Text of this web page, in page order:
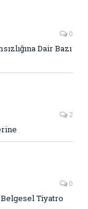
0
Dair Bazı
2
0
Tiyatro